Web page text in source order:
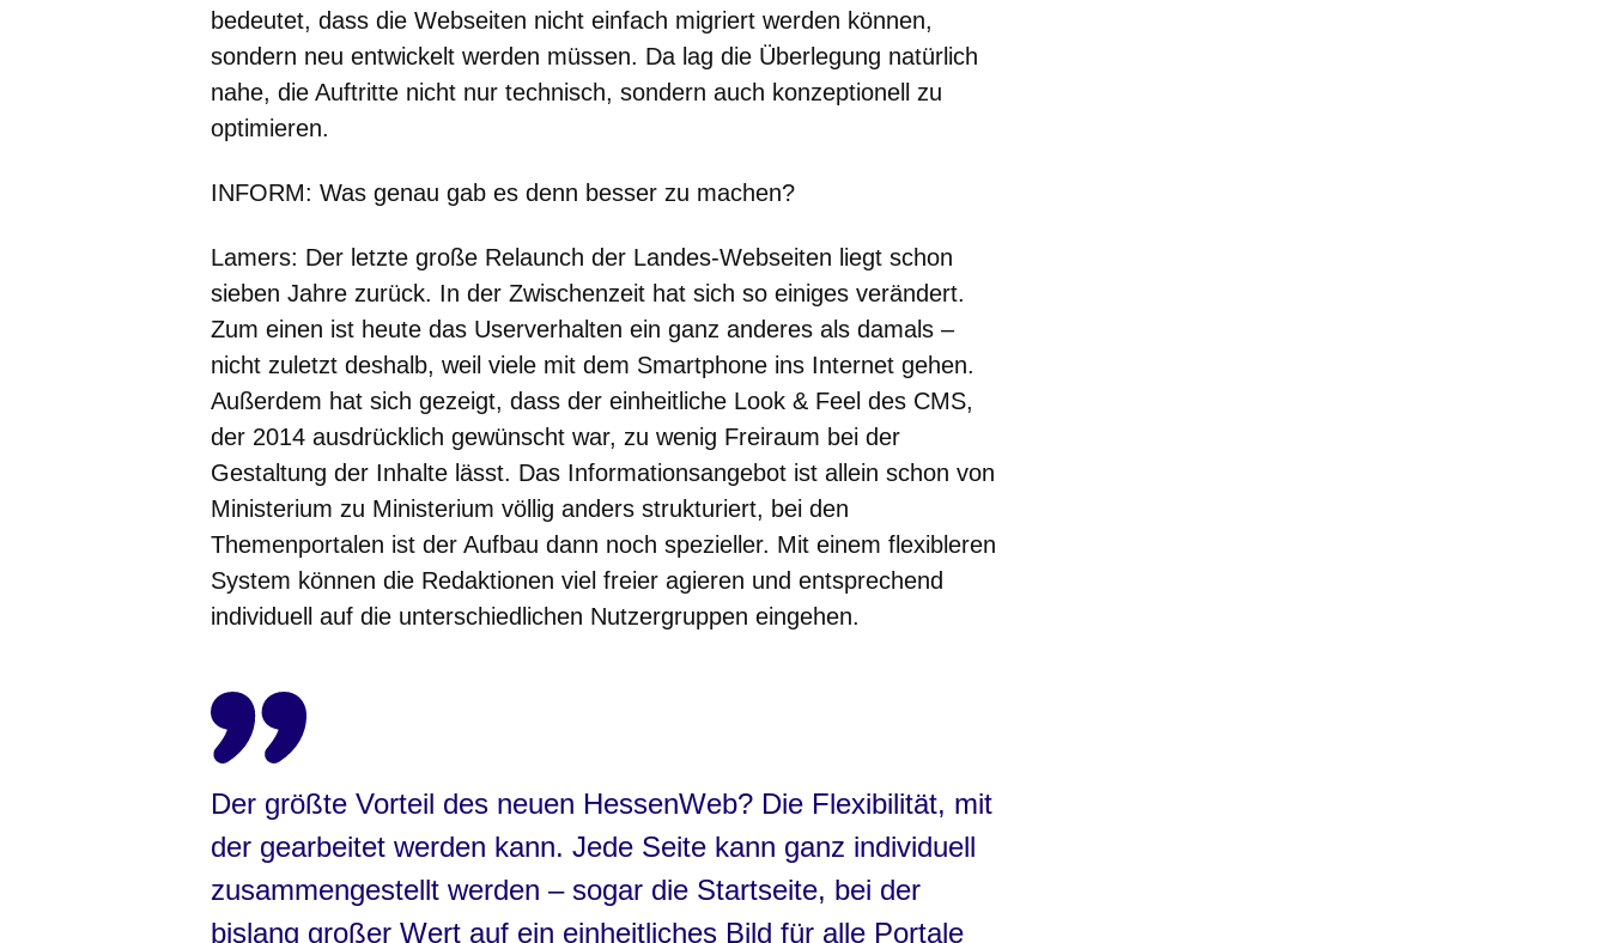
bedeutet, dass die Webseiten nicht einfach migriert werden können,
sondern neu entwickelt werden müssen. Da lag die Überlegung natürlich
nahe, die Auftritte nicht nur technisch, sondern auch konzeptionell zu
optimieren.
INFORM: Was genau gab es denn besser zu machen?
Lamers: Der letzte große Relaunch der Landes-Webseiten liegt schon
sieben Jahre zurück. In der Zwischenzeit hat sich so einiges verändert.
Zum einen ist heute das Userverhalten ein ganz anderes als damals –
nicht zuletzt deshalb, weil viele mit dem Smartphone ins Internet gehen.
Außerdem hat sich gezeigt, dass der einheitliche Look & Feel des CMS,
der 2014 ausdrücklich gewünscht war, zu wenig Freiraum bei der
Gestaltung der Inhalte lässt. Das Informationsangebot ist allein schon von
Ministerium zu Ministerium völlig anders strukturiert, bei den
Themenportalen ist der Aufbau dann noch spezieller. Mit einem flexibleren
System können die Redaktionen viel freier agieren und entsprechend
individuell auf die unterschiedlichen Nutzergruppen eingehen.
Der größte Vorteil des neuen HessenWeb? Die Flexibilität, mit
der gearbeitet werden kann. Jede Seite kann ganz individuell
zusammengestellt werden – sogar die Startseite, bei der
bislang großer Wert auf ein einheitliches Bild für alle Portale